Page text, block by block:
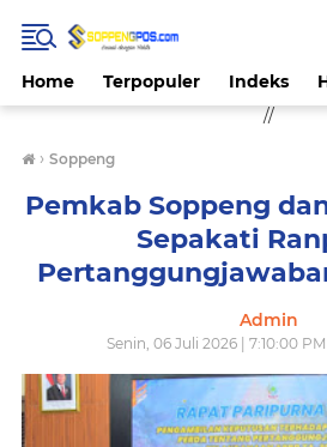
Home Terpopuler Indeks
//
› Soppeng
Pemkab Soppeng
Sepakati
Admin
Senin, 06 Juli 2026 | 7:10:00 PM